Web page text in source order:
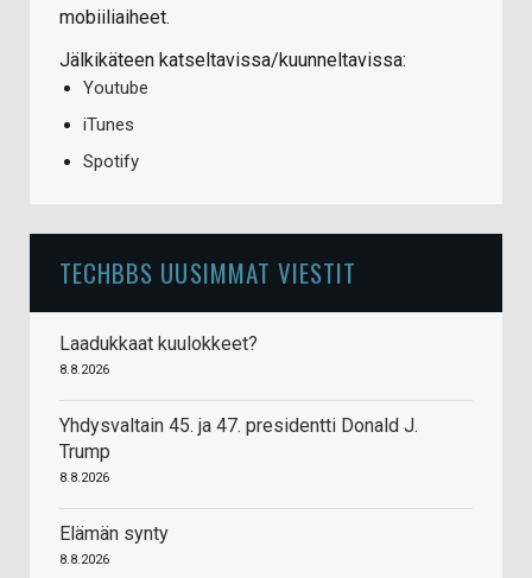
mobiiliaiheet.
Jälkikäteen katseltavissa/kuunneltavissa:
Youtube
iTunes
Spotify
TECHBBS UUSIMMAT VIESTIT
Laadukkaat kuulokkeet?
8.8.2026
Yhdysvaltain 45. ja 47. presidentti Donald J.
Trump
8.8.2026
Elämän synty
8.8.2026